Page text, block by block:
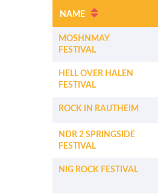
NAME
MOSHNMAY
FESTIVAL
HELL OVER HALEN
FESTIVAL
ROCK IN RAUTHEIM
NDR 2 SPRINGSIDE
FESTIVAL
NIG ROCK FESTIVAL